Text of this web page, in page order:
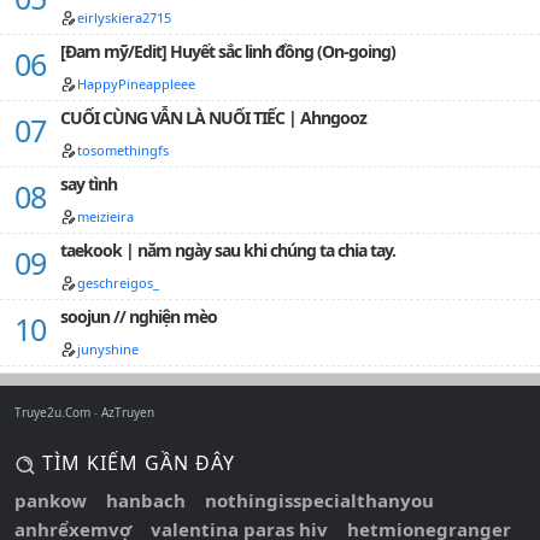
eirlyskiera2715
[Đam mỹ/Edit] Huyết sắc linh đồng (On-going)
HappyPineappleee
CUỐI CÙNG VẪN LÀ NUỐI TIẾC | Ahngooz
tosomethingfs
say tình
meizieira
taekook | năm ngày sau khi chúng ta chia tay.
geschreigos_
soojun // nghiện mèo
junyshine
Truye2u.Com AzTruyen
TÌM KIẾM GẦN ĐÂY
pankow hanbach
nothingisspecialthanyou
anhrểxemvợ
valentina paras hiv hetmionegranger